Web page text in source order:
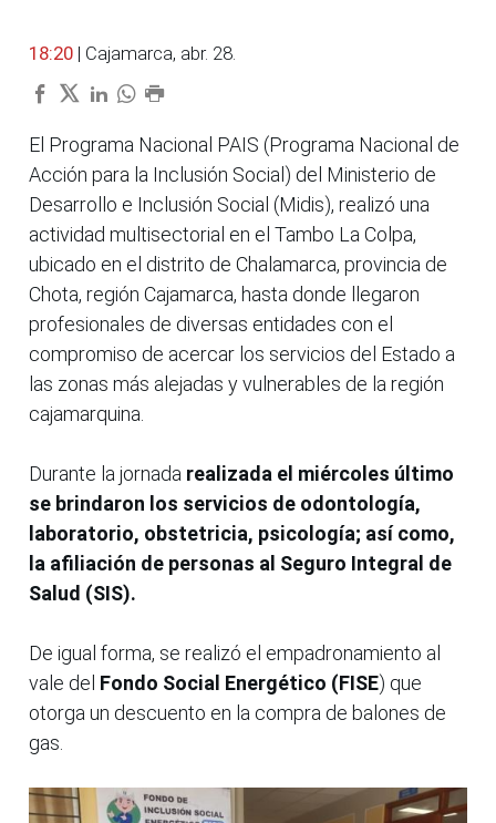
18:20 | Cajamarca, abr. 28.
El Programa Nacional PAIS (Programa Nacional de
Acción para la Inclusión Social) del Ministerio de
Desarrollo e Inclusión Social (Midis), realizó una
actividad multisectorial en el Tambo La Colpa,
ubicado en el distrito de Chalamarca, provincia de
Chota, región Cajamarca, hasta donde llegaron
profesionales de diversas entidades con el
compromiso de acercar los servicios del Estado a
las zonas más alejadas y vulnerables de la región
cajamarquina.
Durante la jornada realizada el miércoles último
se brindaron los servicios de odontología,
laboratorio, obstetricia, psicología; así como,
la afiliación de personas al Seguro Integral de
Salud (SIS).
De igual forma, se realizó el empadronamiento al
vale del Fondo Social Energético (FISE) que
otorga un descuento en la compra de balones de
gas.